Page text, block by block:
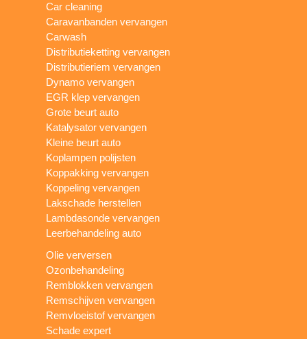
Car cleaning
Caravanbanden vervangen
Carwash
Distributieketting vervangen
Distributieriem vervangen
Dynamo vervangen
EGR klep vervangen
Grote beurt auto
Katalysator vervangen
Kleine beurt auto
Koplampen polijsten
Koppakking vervangen
Koppeling vervangen
Lakschade herstellen
Lambdasonde vervangen
Leerbehandeling auto
Olie verversen
Ozonbehandeling
Remblokken vervangen
Remschijven vervangen
Remvloeistof vervangen
Schade expert